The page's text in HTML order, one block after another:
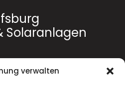
verwalten
Solaranlagen